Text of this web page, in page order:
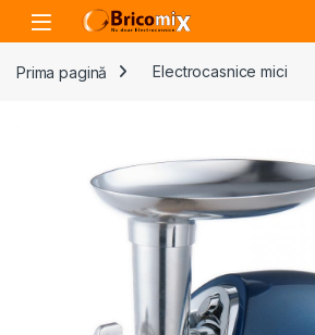
Skip to navigation
Skip to content
Open
Prima pagină Electrocasnice mici